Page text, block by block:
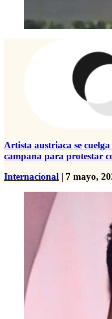
Artista austriaca se
campana para protestar
Internacional | 7 mayo,